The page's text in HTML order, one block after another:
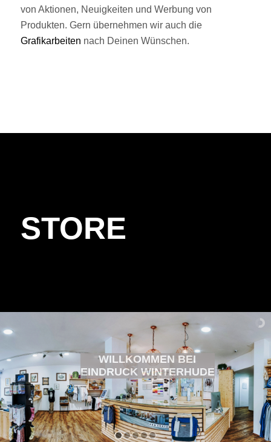
von Aktionen, Neuigkeiten und Werbung von
Produkten. Gern übernehmen wir auch die
Grafikarbeiten nach Deinen Wünschen.
STORE
WILLKOMMEN BEI
EINDRUCK WINTERHUDE